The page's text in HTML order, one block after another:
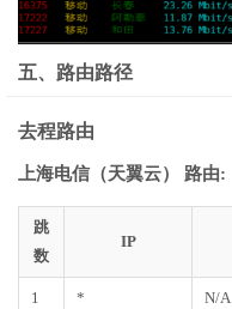
五、路由路径
去程路由
上海电信（天翼云） 路由:
跳
数
IP
1 * N/A